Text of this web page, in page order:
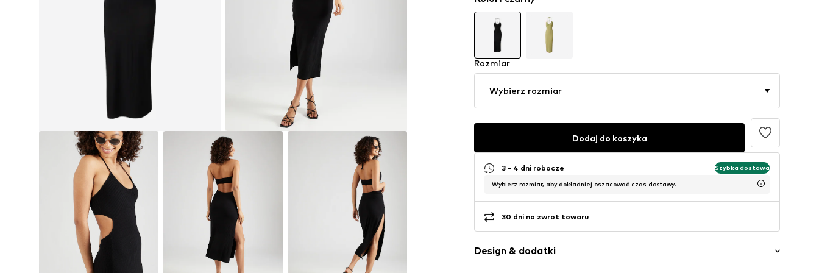
Rozmiar
Wybierz rozmiar
Dodaj do koszyka
3 - 4 dni robocze Szybka dostawa
Wybierz rozmiar, aby dokładniej oszacować czas dostawy.
30 dni na zwrot towaru
Design & dodatki